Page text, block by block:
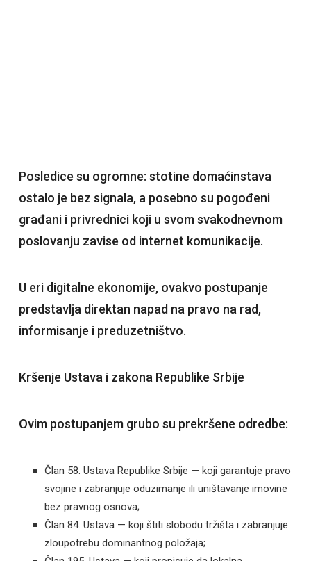
Posledice su ogromne: stotine domaćinstava
ostalo je bez signala, a posebno su pogođeni
građani i privrednici koji u svom svakodnevnom
poslovanju zavise od internet komunikacije.
U eri digitalne ekonomije, ovakvo postupanje
predstavlja direktan napad na pravo na rad,
informisanje i preduzetništvo.
Kršenje Ustava i zakona Republike Srbije
Ovim postupanjem grubo su prekršene odredbe:
Član 58. Ustava Republike Srbije — koji garantuje pravo
svojine i zabranjuje oduzimanje ili uništavanje imovine
bez pravnog osnova;
Član 84. Ustava — koji štiti slobodu tržišta i zabranjuje
zloupotrebu dominantnog položaja;